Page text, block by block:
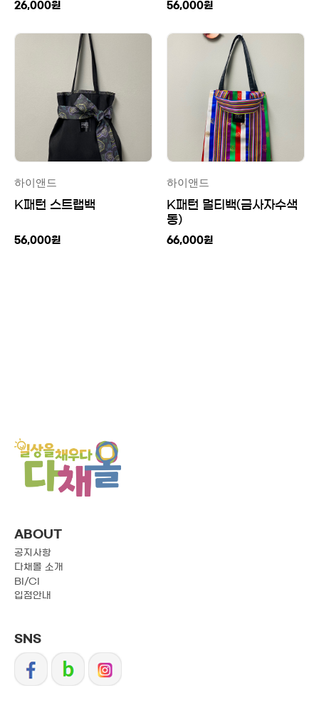
26,000원 56,000원
하이앤드
K패턴 스트랩백
56,000원
하이앤드
K패턴 멀티백(금사자수색
동)
66,000원
ABOUT
공지사항
다채몰 소개
BI/CI
입점안내
SNS